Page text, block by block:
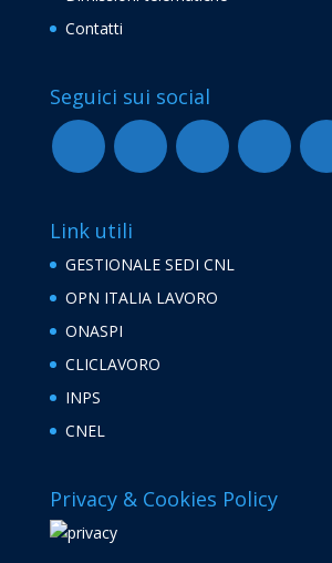
Contatti
Seguici sui social
Link utili
GESTIONALE SEDI CNL
OPN ITALIA LAVORO
ONASPI
CLICLAVORO
INPS
CNEL
Privacy & Cookies Policy